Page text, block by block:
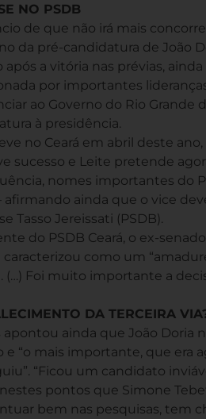
NO PSDB
de que não irá mais
da pré-candidatura de João
após a vitória nas prévias,
por importantes
ao Governo do Rio Grande
à presidência.
no Ceará em abril deste
sucesso e Leite pretende
nomes importantes do
afirmando ainda que o vice
Tasso Jereissati (PSDB).
do PSDB Ceará, o ex-
caracterizou como um
(…) Foi muito importante a
DA TERCEIRA
apontou ainda que João Doria
e “o mais importante, que era
“Ficou um candidato
pontos que Simone
bem nas pesquisas, tem